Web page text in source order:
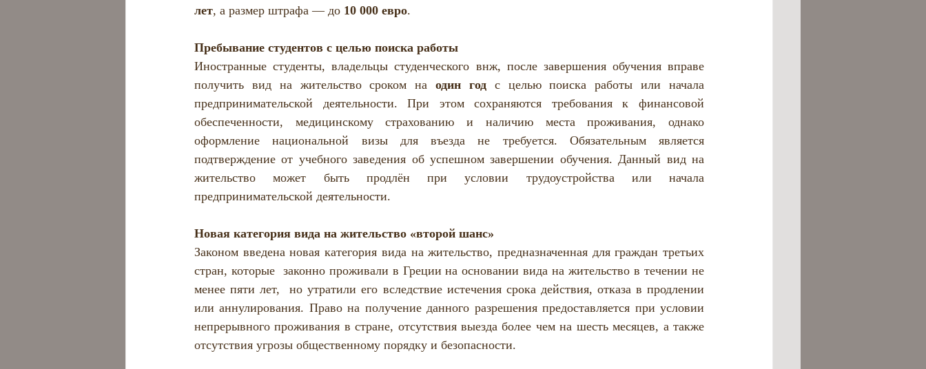
лет, а размер штрафа — до 10 000 евро.
Пребывание студентов с целью поиска работы
Иностранные студенты, владельцы студенческого внж, после завершения обучения вправе
получить вид на жительство сроком на один год с целью поиска работы или начала
предпринимательской деятельности. При этом сохраняются требования к финансовой
обеспеченности, медицинскому страхованию и наличию места проживания, однако
оформление национальной визы для въезда не требуется. Обязательным является
подтверждение от учебного заведения об успешном завершении обучения. Данный вид на
жительство может быть продлён при условии трудоустройства или начала
предпринимательской деятельности.
Новая категория вида на жительство «второй шанс»
Законом введена новая категория вида на жительство, предназначенная для граждан третьих
стран, которые  законно проживали в Греции на основании вида на жительство в течении не
менее пяти лет,  но утратили его вследствие истечения срока действия, отказа в продлении
или аннулирования. Право на получение данного разрешения предоставляется при условии
непрерывного проживания в стране, отсутствия выезда более чем на шесть месяцев,
отсутствия угрозы общественному порядку и безопасности.